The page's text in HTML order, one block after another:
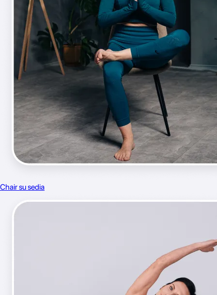
Chair su sedia